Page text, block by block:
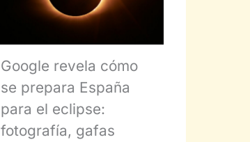
Google revela cómo
se prepara España
para el eclipse:
fotografía, gafas